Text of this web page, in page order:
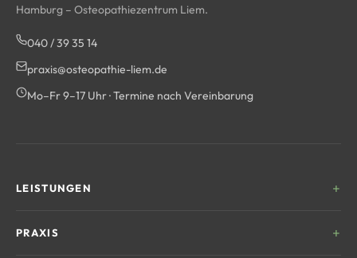
Hamburg – Osteopathiezentrum Liem.
040 / 39 35 14
praxis@osteopathie-liem.de
Mo–Fr 9–17 Uhr · Termine nach Vereinbarung
LEISTUNGEN
PRAXIS